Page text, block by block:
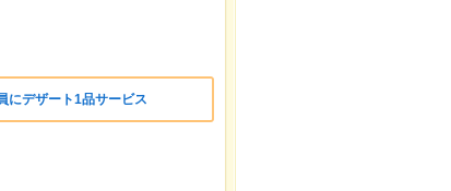
にデザート1品サービス